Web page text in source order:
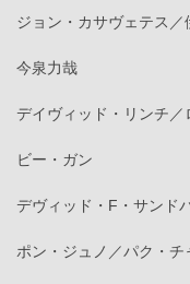
ジョン・カサヴェテス
今泉力哉
デイヴィッド・リンチ
ビー・ガン
デヴィッド・F・サンド
ポン・ジュノ／パク・チ